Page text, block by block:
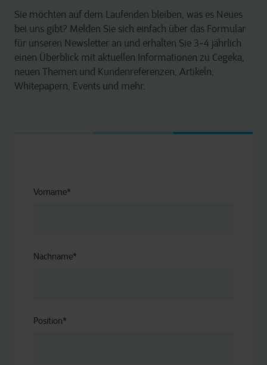
Sie möchten auf dem Laufenden bleiben, was es Neues
bei uns gibt? Melden Sie sich einfach über das Formular
für unseren Newsletter an und erhalten Sie 3‑4 jährlich
einen Überblick mit aktuellen Informationen zu Cegeka,
neuen Themen und Kundenreferenzen, Artikeln,
Whitepapern, Events und mehr.
Vorname*
Nachname*
Position*